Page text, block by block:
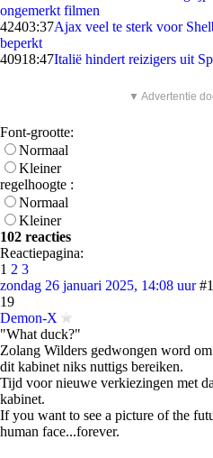
ongemerkt filmen
42403:37Ajax veel te sterk voor
beperkt
40918:47Italië hindert reizigers uit
▼ Advertentie
Font-grootte:
Normaal
Kleiner
regelhoogte :
Normaal
Kleiner
102 reacties
Reactiepagina:
1 2 3
zondag 26 januari 2025, 14:08 uur #1
19
Demon-X
"What duck?"
Zolang Wilders gedwongen word
dit kabinet niks nuttigs bereiken.
Tijd voor nieuwe verkiezingen met
kabinet.
If you want to see a picture of the
human face...forever.